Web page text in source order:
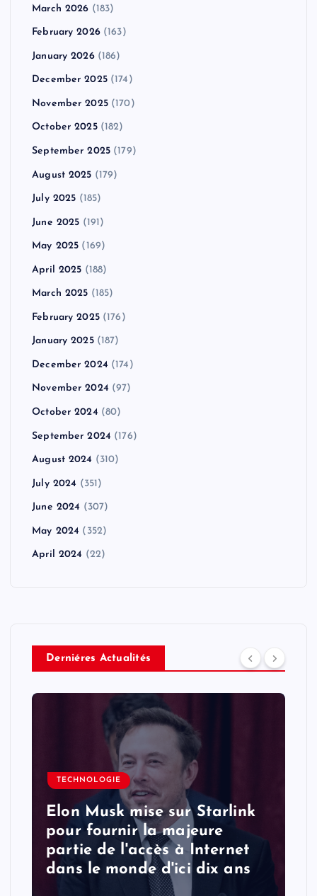
March 2026 (183)
February 2026(163)
January 2026(186)
December 2025(174)
November 2025(170)
October 2025(182)
September 2025 (179)
August 2025 (179)
July 2025 (185)
June 2025 (191)
May 2025 (169)
April 2025 (188)
March 2025 (185)
February 2025(176)
January 2025(187)
December 2024 (174)
November 2024 (97)
October 2024 (80)
September 2024 (176)
August 2024 (310)
July 2024 (351)
June 2024 (307)
May 2024 (352)
April 2024 (22)
Derniéres Actualités
TECHNOLOGIE
Elon Musk mise sur Starlink
pour fournir la majeure
partie de l'accès à Internet
dans le monde d'ici dix ans